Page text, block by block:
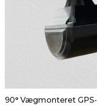
90° Vægmonteret